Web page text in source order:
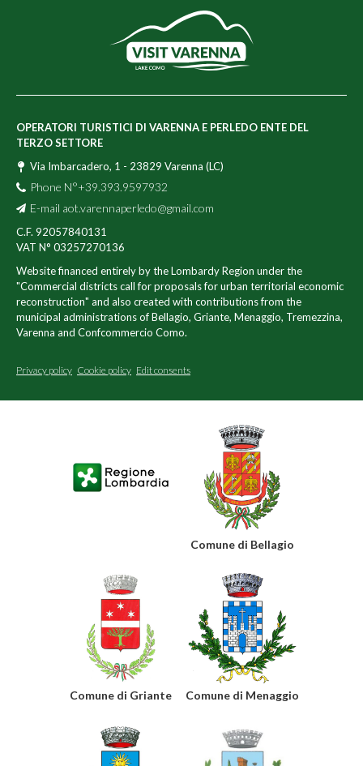
OPERATORI TURISTICI DI VARENNA E PERLEDO ENTE DEL
TERZO SETTORE
Via Imbarcadero, 1 - 23829 Varenna (LC)
Phone N°+39.393.9597932
E-mail aot.varennaperledo@gmail.com
C.F. 92057840131
VAT N° 03257270136
Website financed entirely by the Lombardy Region under the
"Commercial districts call for proposals for urban territorial economic
reconstruction" and also created with contributions from the
municipal administrations of Bellagio, Griante, Menaggio, Tremezzina,
Varenna and Confcommercio Como.
Privacy policy Cookie policy Edit consents
Comune di Bellagio
Comune di Griante Comune di Menaggio